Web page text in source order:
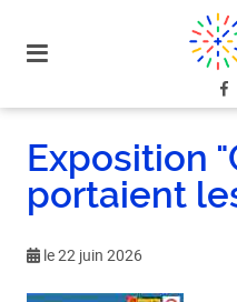
site
menu
aller au
contenu
Exposition
portaient
le 22 juin 2026